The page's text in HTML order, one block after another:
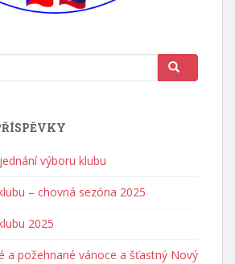
výboru klubu
– chovná sezóna 2025
2025
a požehnané vánoce a šťastný Nový